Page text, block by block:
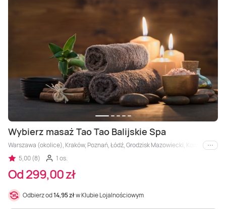
Wybierz masaż Tao Tao Balijskie Spa
Warszawa (okolice), Kraków, Poznań, Łódź, Grodzisk Mazowiecki, Konin, Płock,
i inne
5,00 (8)
1 os.
Od 299,00 zł
Odbierz od14,95 złw Klubie Lojalnościowym